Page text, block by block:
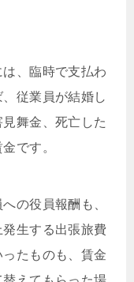
、臨時で支払わ
従業員が結婚し
舞金、死亡した
です。
の役員報酬も、
生する出張旅費
たものも、賃金